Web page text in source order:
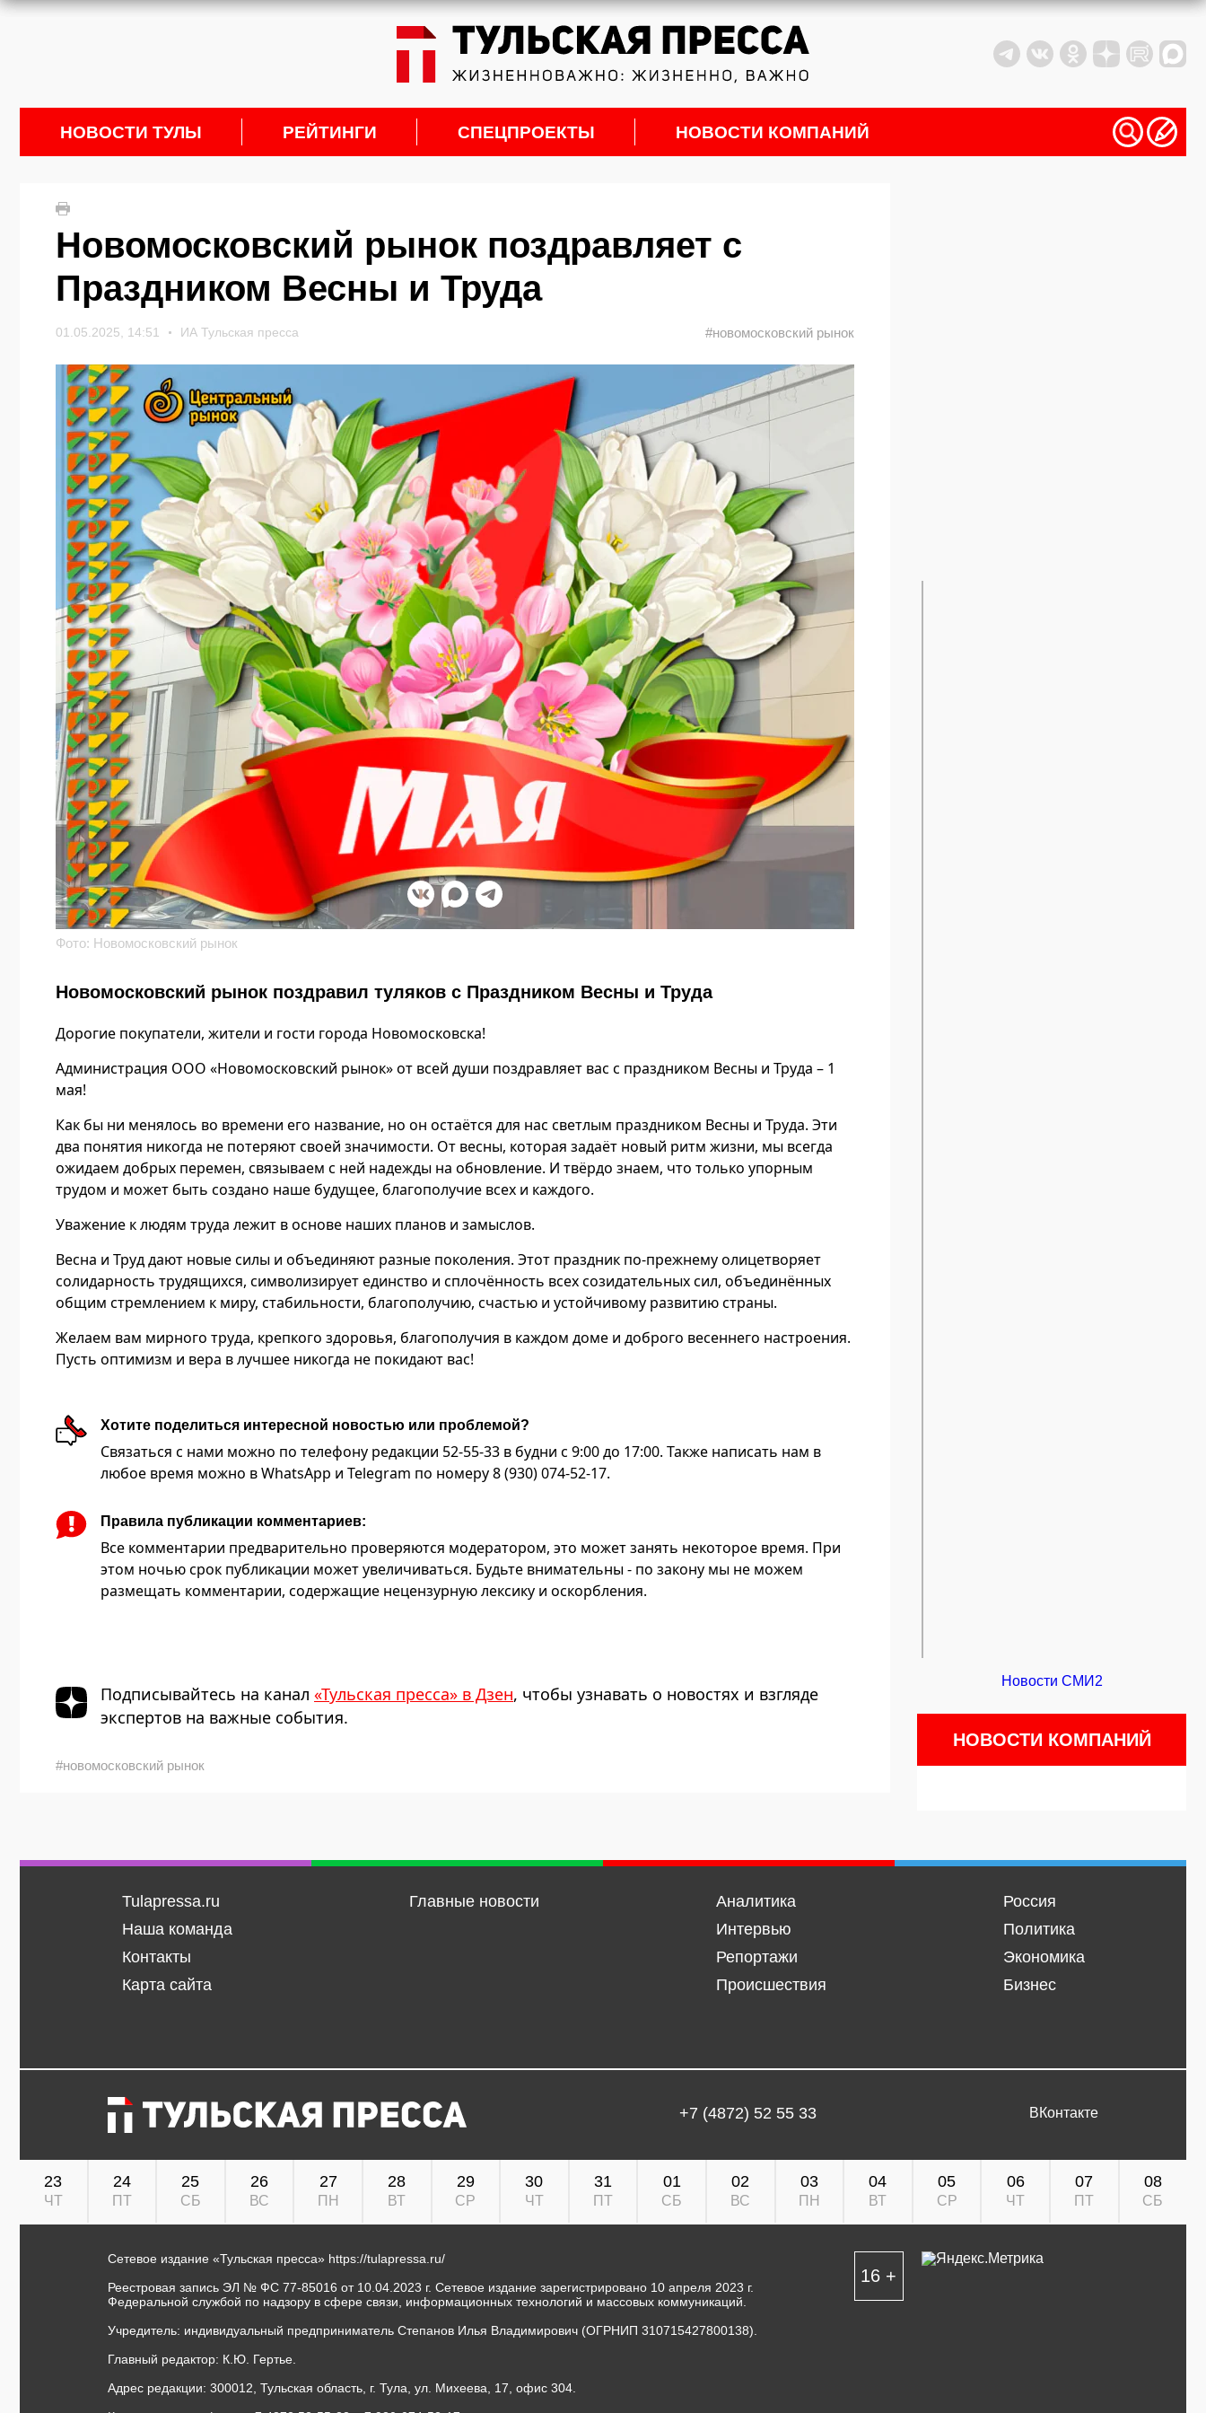
НОВОСТИ ТУЛЫ РЕЙТИНГИ СПЕЦПРОЕКТЫ НОВОСТИ КОМПАНИЙ
Новомосковский рынок поздравляет с
Праздником Весны и Труда
01.05.2025, 14:51 ИА Тульская пресса #новомосковский рынок
Фото: Новомосковский рынок
Новомосковский рынок поздравил туляков с Праздником Весны и Труда
Дорогие покупатели, жители и гости города Новомосковска!
Администрация ООО «Новомосковский рынок» от всей души поздравляет вас с праздником Весны и Труда – 1
мая!
Как бы ни менялось во времени его название, но он остаётся для нас светлым праздником Весны и Труда. Эти
два понятия никогда не потеряют своей значимости. От весны, которая задаёт новый ритм жизни, мы всегда
ожидаем добрых перемен, связываем с ней надежды на обновление. И твёрдо знаем, что только упорным
трудом и может быть создано наше будущее, благополучие всех и каждого.
Уважение к людям труда лежит в основе наших планов и замыслов.
Весна и Труд дают новые силы и объединяют разные поколения. Этот праздник по-прежнему олицетворяет
солидарность трудящихся, символизирует единство и сплочённость всех созидательных сил, объединённых
общим стремлением к миру, стабильности, благополучию, счастью и устойчивому развитию страны.
Желаем вам мирного труда, крепкого здоровья, благополучия в каждом доме и доброго весеннего настроения.
Пусть оптимизм и вера в лучшее никогда не покидают вас!
Хотите поделиться интересной новостью или проблемой?
Связаться с нами можно по телефону редакции 52-55-33 в будни с 9:00 до 17:00. Также написать нам в
любое время можно в WhatsApp и Telegram по номеру 8 (930) 074-52-17.
Правила публикации комментариев:
Все комментарии предварительно проверяются модератором, это может занять некоторое время. При
этом ночью срок публикации может увеличиваться. Будьте внимательны - по закону мы не можем
размещать комментарии, содержащие нецензурную лексику и оскорбления.
Подписывайтесь на канал «Тульская пресса» в Дзен, чтобы узнавать о новостях и взгляде
экспертов на важные события.
#новомосковский рынок
Новости СМИ2
НОВОСТИ КОМПАНИЙ
Tulapressa.ru
Наша команда
Контакты
Карта сайта
Главные новости
Аналитика
Интервью
Репортажи
Происшествия
Россия
Политика
Экономика
Бизнес
+7 (4872) 52 55 33 ВКонтакте
23
ЧТ
24
ПТ
25
СБ
26
ВС
27
ПН
28
ВТ
29
СР
30
ЧТ
31
ПТ
01
СБ
02
ВС
03
ПН
04
ВТ
05
СР
06
ЧТ
07
ПТ
08
СБ
Сетевое издание «Тульская пресса» https://tulapressa.ru/
Реестровая запись ЭЛ № ФС 77-85016 от 10.04.2023 г. Сетевое издание зарегистрировано 10 апреля 2023 г.
Федеральной службой по надзору в сфере связи, информационных технологий и массовых коммуникаций.
Учредитель: индивидуальный предприниматель Степанов Илья Владимирович (ОГРНИП 310715427800138).
Главный редактор: К.Ю. Гертье.
Адрес редакции: 300012, Тульская область, г. Тула, ул. Михеева, 17, офис 304.
16 +